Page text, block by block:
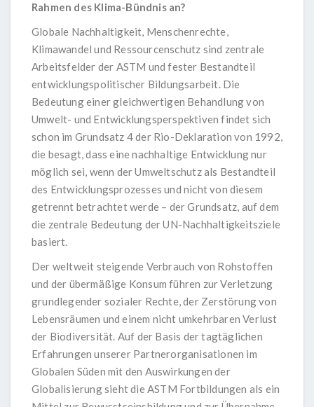
Rahmen des Klima-Bündnis an?
Globale Nachhaltigkeit, Menschenrechte,
Klimawandel und Ressourcenschutz sind zentrale
Arbeitsfelder der ASTM und fester Bestandteil
entwicklungspolitischer Bildungsarbeit. Die
Bedeutung einer gleichwertigen Behandlung von
Umwelt- und Entwicklungsperspektiven findet sich
schon im Grundsatz 4 der Rio-Deklaration von 1992,
die besagt, dass eine nachhaltige Entwicklung nur
möglich sei, wenn der Umweltschutz als Bestandteil
des Entwicklungsprozesses und nicht von diesem
getrennt betrachtet werde – der Grundsatz, auf dem
die zentrale Bedeutung der UN-Nachhaltigkeitsziele
basiert.
Der weltweit steigende Verbrauch von Rohstoffen
und der übermäßige Konsum führen zur Verletzung
grundlegender sozialer Rechte, der Zerstörung von
Lebensräumen und einem nicht umkehrbaren Verlust
der Biodiversität. Auf der Basis der tagtäglichen
Erfahrungen unserer Partnerorganisationen im
Globalen Süden mit den Auswirkungen der
Globalisierung sieht die ASTM Fortbildungen als ein